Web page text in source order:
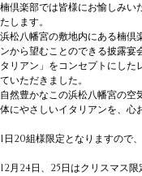
楠倶楽部では皆様にお愉しみい
たします。
浜松八幡宮の敷地内にある楠倶
ンから望むことのできる披露宴
タリアン」をコンセプトにし
ていただきました。
自然豊かなこの浜松八幡宮の空
体にやさしいイタリアンを、心
1日20組様限定となりますので
12月24日、25日はクリスマス限